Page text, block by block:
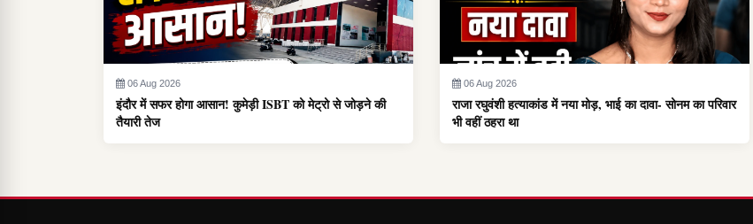
06 Aug 2026
इंदौर में सफर होगा आसान! कुमेड़ी ISBT को मेट्रो से जोड़ने की
तैयारी तेज
06 Aug 2026
राजा रघुवंशी हत्याकांड में नया मोड़, भाई का दावा- सोनम का परिवार
भी वहीं ठहरा था